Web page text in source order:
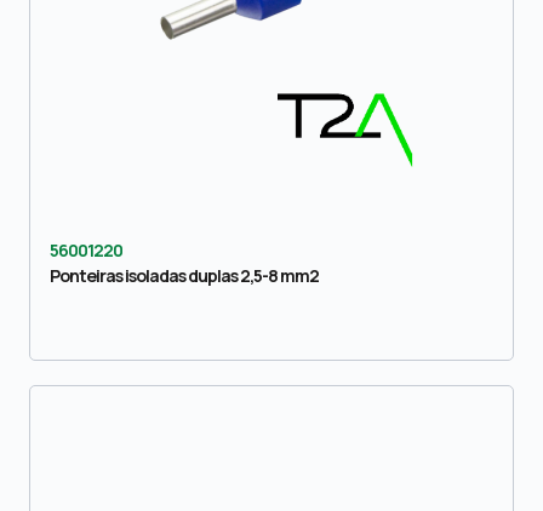
56001220
Ponteiras isoladas duplas 2,5-8 mm2